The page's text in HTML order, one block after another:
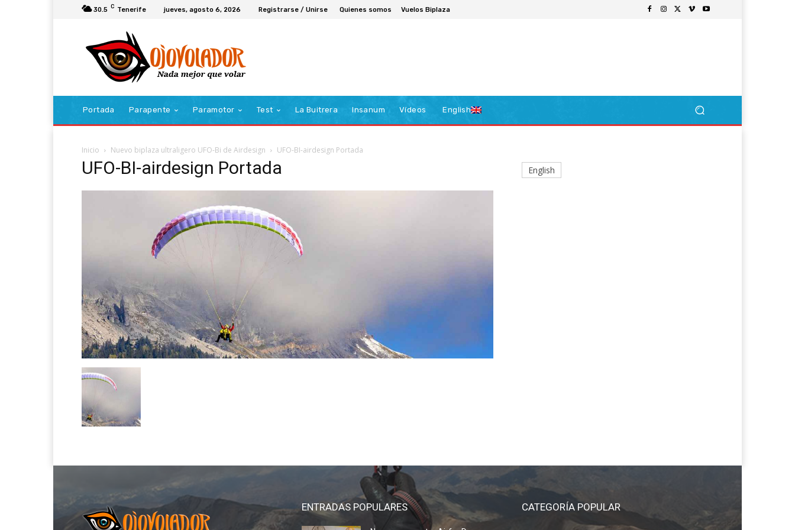
30.5 C Tenerife jueves, agosto 6, 2026 Registrarse / Unirse Quienes somos Vuelos Biplaza
Portada Parapente Paramotor Test La Buitrera Insanum Vídeos English
Inicio Nuevo biplaza ultraligero UFO-Bi de Airdesign UFO-BI-airdesign Portada
UFO-BI-airdesign Portada English
ENTRADAS POPULARES CATEGORÍA POPULAR